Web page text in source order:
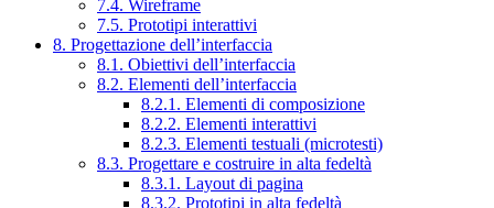
7.4. Wireframe
7.5. Prototipi interattivi
8. Progettazione dell’interfaccia
8.1. Obiettivi dell’interfaccia
8.2. Elementi dell’interfaccia
8.2.1. Elementi di composizione
8.2.2. Elementi interattivi
8.2.3. Elementi testuali (microtesti)
8.3. Progettare e costruire in alta fedeltà
8.3.1. Layout di pagina
8.3.2. Prototipi in alta fedeltà